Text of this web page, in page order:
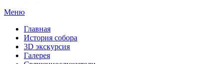
Меню
Главная
История собора
3D экскурсия
Галерея